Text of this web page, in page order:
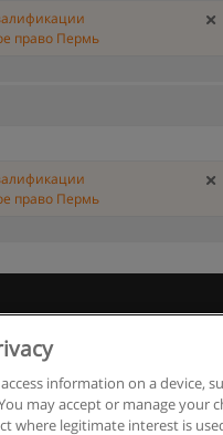
право Пермь
право Пермь
information on a device,
may accept or manage your
where legitimate interest is